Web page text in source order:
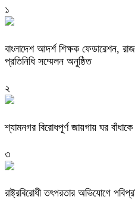
১
বাংলাদেশ আদর্শ শিক্ষক ফেডারেশন,
প্রতিনিধি সম্মেলন অনুষ্ঠিত
২
শ্যামনগর বিরোধপূর্ণ জায়গায় ঘর
৩
রাষ্ট্রবিরোধী তৎপরতার অভিযোগে